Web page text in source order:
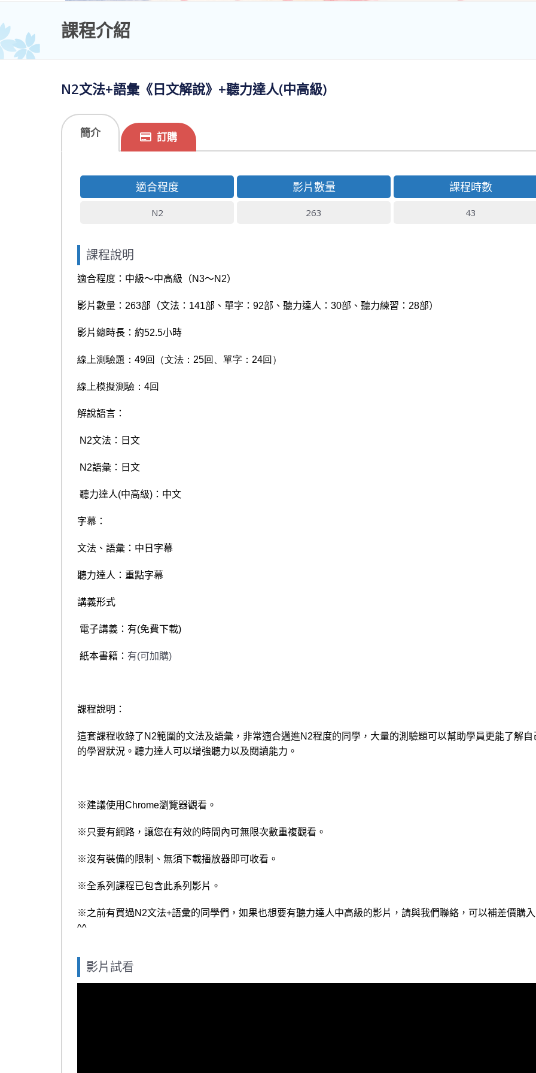
課程介紹
N2文法+語彙《日文解說》+聽力達人(中高級)
簡介 訂購
適合程度 影片數量 課程時數
N2 263 43
課程說明
適合程度：中級～中高級（N3～N2）
影片數量： 263部（文法： 141部、單字：92部、聽力達人：30部、聽力練習：28部）
影片總時長：約52.5小時
線上測驗題：49回（文法： 25回、單字： 24回）
線上模擬測驗：4回
解說語言：
N2文法：日文
N2語彙：日文
聽力達人(中高級)：中文
字幕：
文法、語彙：中日字幕
聽力達人：重點字幕
講義形式
電子講義：有(免費下載)
紙本書籍： 有(可加購)
課程說明：
這套課程收錄了 N2範圍的文法及語彙，非常適合邁進N2程度的同學，大量的測驗題可以幫助學員更能了解自
的學習狀況。聽力達人可以增強聽力以及閱讀能力。
※建議使用Chrome瀏覽器觀看。
※只要有網路，讓您在有效的時間內可無限次數重複觀看。
※沒有裝備的限制、無須下載播放器即可收看。
※全系列課程已包含此系列影片。
※之前有買過N2文法+語彙的同學們，如果也想要有聽力達人中高級的影片，請與我們聯絡，可以補差價購
^^
影片試看